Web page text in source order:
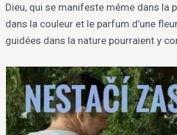
Dieu, qui se manifeste même dans la
dans la couleur et le parfum d’une
guidées dans la nature pourraient y